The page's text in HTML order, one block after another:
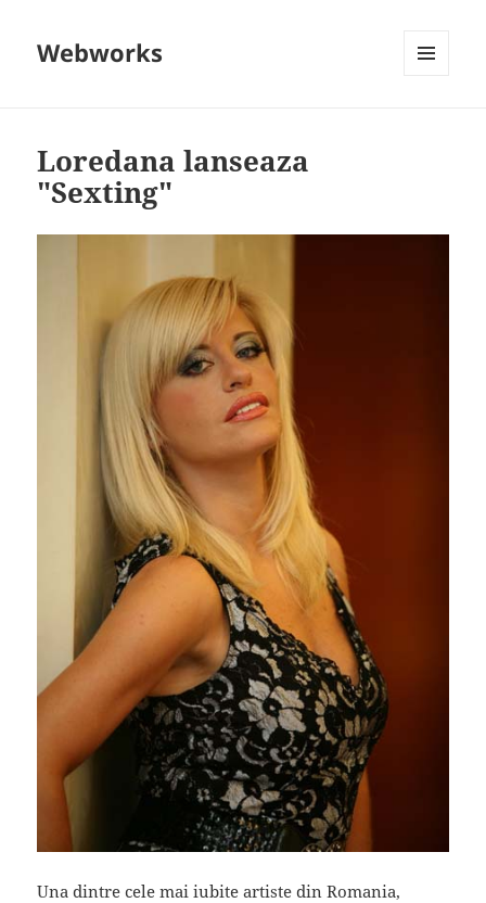
Webworks
Loredana lanseaza
"Sexting"
Una dintre cele mai iubite artiste din Romania,